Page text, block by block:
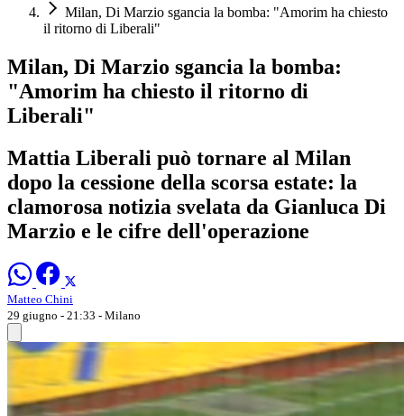
Milan, Di Marzio sgancia la bomba: "Amorim ha chiesto
il ritorno di Liberali"
Milan, Di Marzio sgancia la bomba:
"Amorim ha chiesto il ritorno di
Liberali"
Mattia Liberali può tornare al Milan
dopo la cessione della scorsa estate: la
clamorosa notizia svelata da Gianluca Di
Marzio e le cifre dell'operazione
Matteo Chini
29 giugno - 21:33 - Milano